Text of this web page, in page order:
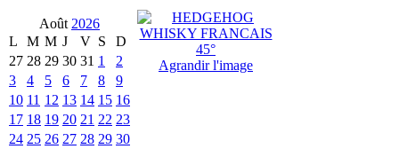
Août 2026
L
M M J V S
D
27 28 29 30 31 1
2
3
4 5 6 7 8
9
10 11 12 13 14 15 16
17 18 19 20 21 22 23
24 25 26 27 28 29 30
Agrandir l'image